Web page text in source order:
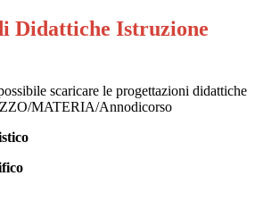
Didattiche Istruzione
scaricare le progettazioni didattiche
MATERIA/Annodicorso